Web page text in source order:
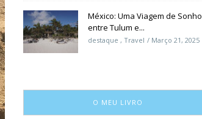
México: Uma Viagem de Sonho
entre Tulum e...
destaque , Travel Março 21, 2025
O MEU LIVRO